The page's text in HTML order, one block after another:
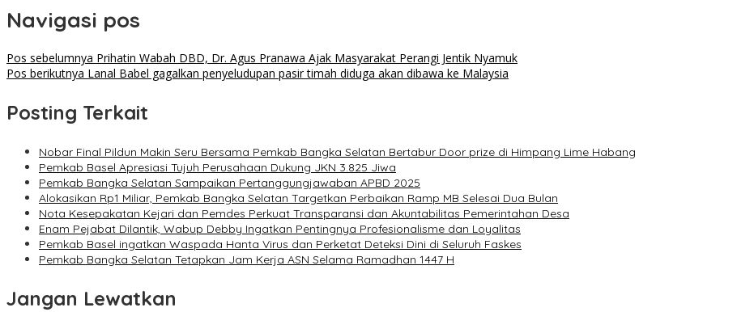
Navigasi pos
Pos sebelumnya Prihatin Wabah DBD, Dr. Agus Pranawa Ajak Masyarakat Perangi Jentik Nyamuk
Pos berikutnya Lanal Babel gagalkan penyeludupan pasir timah diduga akan dibawa ke Malaysia
Posting Terkait
Nobar Final Pildun Makin Seru Bersama Pemkab Bangka Selatan Bertabur Door prize di Himpang Lime Habang
Pemkab Basel Apresiasi Tujuh Perusahaan Dukung JKN 3.825 Jiwa
Pemkab Bangka Selatan Sampaikan Pertanggungjawaban APBD 2025
Alokasikan Rp1 Miliar, Pemkab Bangka Selatan Targetkan Perbaikan Ramp MB Selesai Dua Bulan
Nota Kesepakatan Kejari dan Pemdes Perkuat Transparansi dan Akuntabilitas Pemerintahan Desa
Enam Pejabat Dilantik, Wabup Debby Ingatkan Pentingnya Profesionalisme dan Loyalitas
Pemkab Basel ingatkan Waspada Hanta Virus dan Perketat Deteksi Dini di Seluruh Faskes
Pemkab Bangka Selatan Tetapkan Jam Kerja ASN Selama Ramadhan 1447 H
Jangan Lewatkan